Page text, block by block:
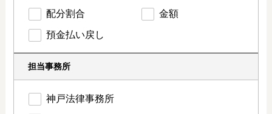
配分割合 金額
預金払い戻し
担当事務所
神戸法律事務所